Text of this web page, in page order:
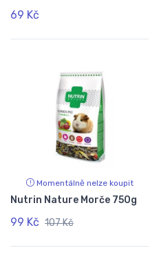
69 Kč
Momentálně nelze koupit
Nutrin Nature Morče 750g
99 Kč 107 Kč